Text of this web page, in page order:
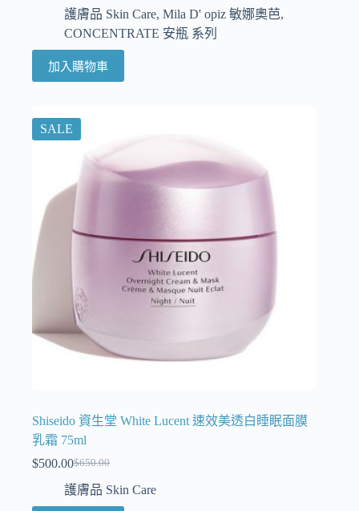
護膚品 Skin Care, Mila D' opiz 敏娜奧芭,
CONCENTRATE 安瓶 系列
加入購物車
SALE
Shiseido 資生堂 White Lucent 速效美透白睡眠面膜
乳霜 75ml
$650.00
$500.00
護膚品 Skin Care